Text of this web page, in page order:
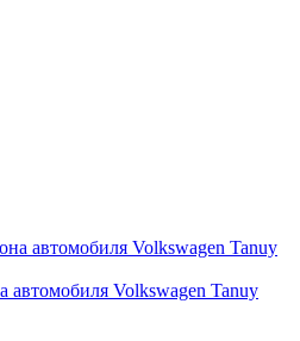
автомобиля Volkswagen Tanuy